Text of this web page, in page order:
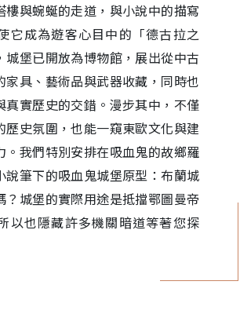
樓與蜿蜒的走道，與小說中的描寫
它成為遊客心目中的「德古拉之
城堡已開放為博物館，展出從中古
家具、藝術品與武器收藏，同時也
真實歷史的交錯。漫步其中，不僅
歷史氛圍，也能一窺東歐文化與建
。我們特別安排在吸血鬼的故鄉羅
說筆下的吸血鬼城堡原型：布蘭城
？城堡的實際用途是抵擋鄂圖曼帝
以也隱藏許多機關暗道等著您探